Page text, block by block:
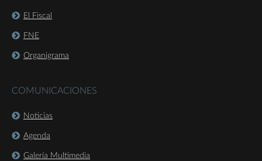
El Fiscal
FNE
Organigrama
COMUNICACIONES
Noticias
Agenda
Galería Multimedia